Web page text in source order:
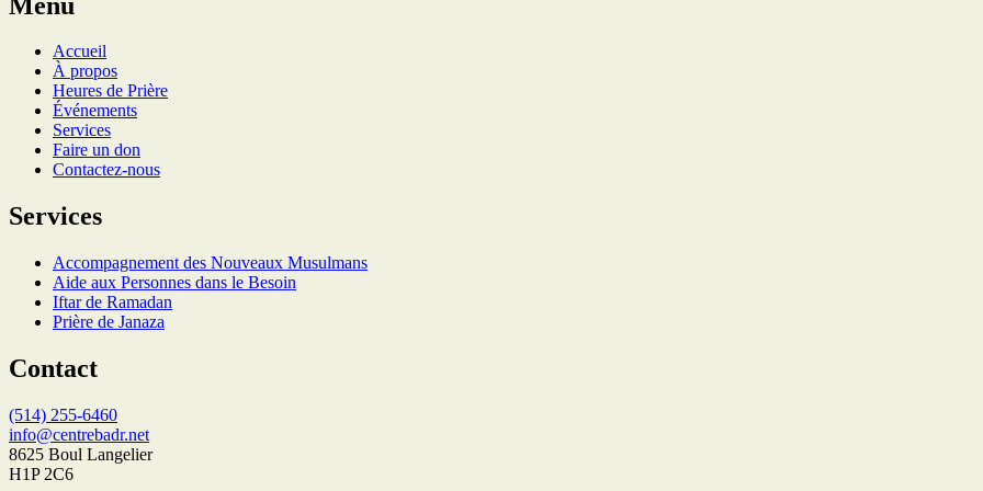
Accueil
À propos
Heures de Prière
Événements
Services
Faire un don
Contactez-nous
Services
Accompagnement des Nouveaux Musulmans
Aide aux Personnes dans le Besoin
Iftar de Ramadan
Prière de Janaza
Contact
(514) 255-6460
info@centrebadr.net
8625 Boul Langelier
H1P 2C6